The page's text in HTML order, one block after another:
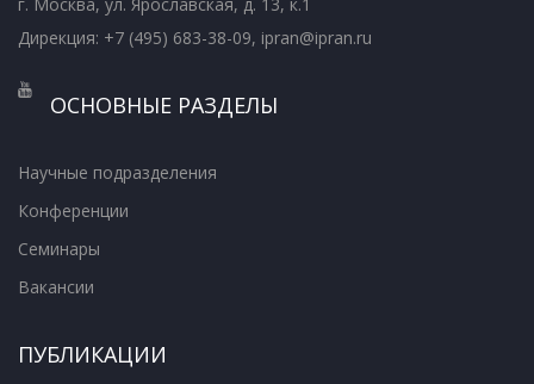
Дирекция: +7 (495) 683-38-09, ipran@ipran.ru
ОСНОВНЫЕ РАЗДЕЛЫ
Научные подразделения
Конференции
Семинары
Вакансии
ПУБЛИКАЦИИ